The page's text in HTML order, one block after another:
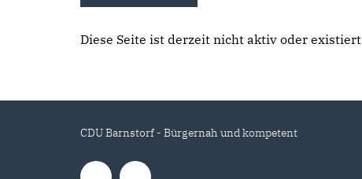
Diese Seite ist derzeit nicht aktiv oder
CDU Barnstorf - Bürgernah und kompetent